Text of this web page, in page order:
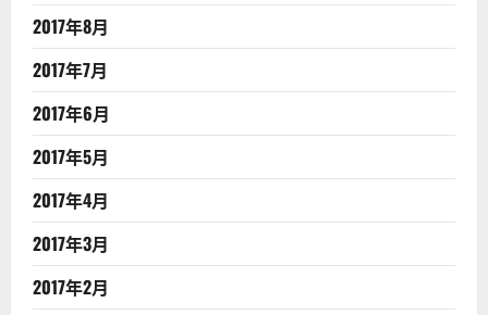
2017年8月
2017年7月
2017年6月
2017年5月
2017年4月
2017年3月
2017年2月